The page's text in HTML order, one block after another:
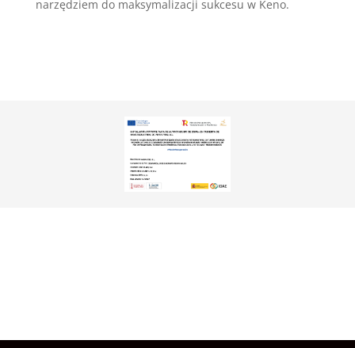
narzędziem do maksymalizacji sukcesu w Keno.